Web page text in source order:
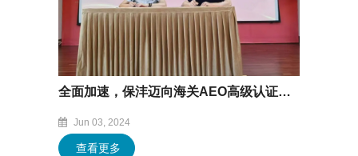
全面加速，保沣迈向海关AEO高级认证新征程！
Jun 03, 2024
查看更多